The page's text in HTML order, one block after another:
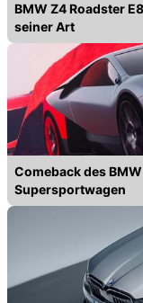
BMW Z4 Roadster
seiner Art
Comeback des
Supersportwagen